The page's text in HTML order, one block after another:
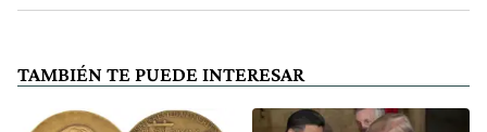
TAMBIÉN TE PUEDE INTERESAR